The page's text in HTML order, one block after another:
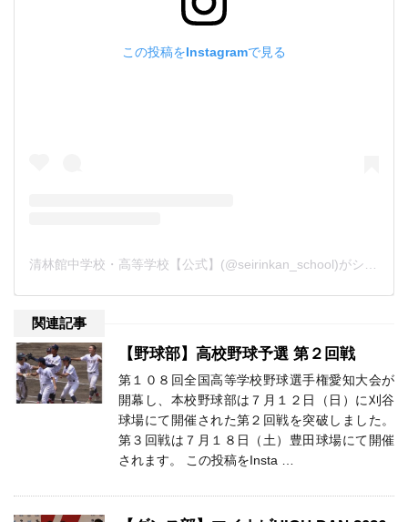
この投稿をInstagramで見る
清林館中学校・高等学校【公式】(@seirinkan_school)がシェアした投稿
関連記事
【野球部】高校野球予選 第２回戦
第１０８回全国高等学校野球選手権愛知大会が
開幕し、本校野球部は７月１２日（日）に刈谷
球場にて開催された第２回戦を突破しました。
第３回戦は７月１８日（土）豊田球場にて開催
されます。 この投稿をInsta …